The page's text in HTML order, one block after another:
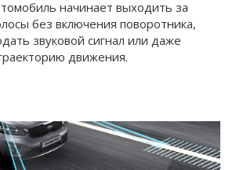
начинает выходить за
без включения поворотника,
звуковой сигнал или даже
движения.